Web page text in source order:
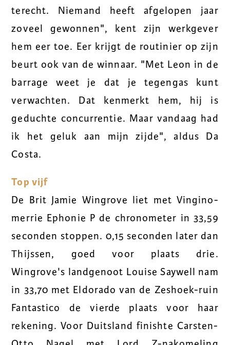
terecht. Niemand heeft afgelopen jaar
zoveel gewonnen", kent zijn werkgever
hem eer toe. Eer krijgt de routinier op zijn
beurt ook van de winnaar. "Met Leon in de
barrage weet je dat je tegengas kunt
verwachten. Dat kenmerkt hem, hij is
geduchte concurrentie. Maar vandaag had
ik het geluk aan mijn zijde", aldus Da
Costa.
Top vijf
De Brit Jamie Wingrove liet met Vingino-
merrie Ephonie P de chronometer in 33,59
seconden stoppen. 0,15 seconden later dan
Thijssen, goed voor plaats drie.
Wingrove's landgenoot Louise Saywell nam
in 33,70 met Eldorado van de Zeshoek-ruin
Fantastico de vierde plaats voor haar
rekening. Voor Duitsland finishte Carsten-